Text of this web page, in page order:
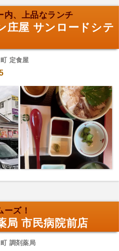
内、上品なランチ
庄屋 サンロードシテ
定食屋
ズ！
局 市民病院前店
調剤薬局